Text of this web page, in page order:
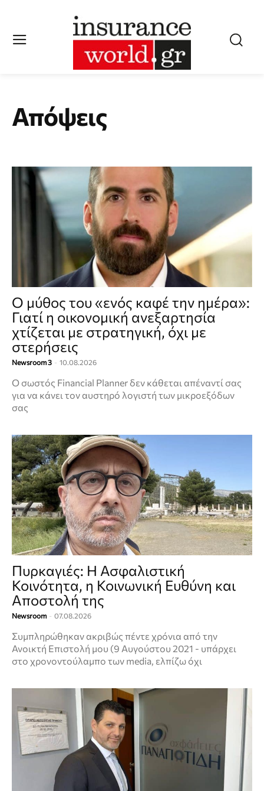
Απόψεις
Ο μύθος του «ενός καφέ την ημέρα»:
Γιατί η οικονομική ανεξαρτησία
χτίζεται με στρατηγική, όχι με
στερήσεις
Newsroom 3 - 10.08.2026
Ο σωστός Financial Planner δεν κάθεται απέναντί σας
για να κάνει τον αυστηρό λογιστή των μικροεξόδων
σας
Πυρκαγιές: Η Ασφαλιστική
Κοινότητα, η Κοινωνική Ευθύνη και
Αποστολή της
Newsroom - 07.08.2026
Συμπληρώθηκαν ακριβώς πέντε χρόνια από την
Ανοικτή Επιστολή μου (9 Αυγούστου 2021 - υπάρχει
στο χρονοντούλαμπο των media, ελπίζω όχι